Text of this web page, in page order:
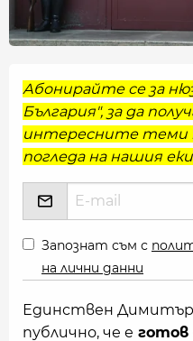
Абонирайте се за
България", за да
интересните теми
погледа на нашия
Запознат съм с
на лични данни
Единствен Димитър
публично, че е готов